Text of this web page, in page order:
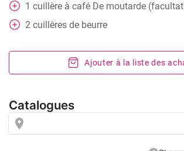
1 cuillère à café De moutarde
2 cuillères de beurre
Ajouter à la liste des